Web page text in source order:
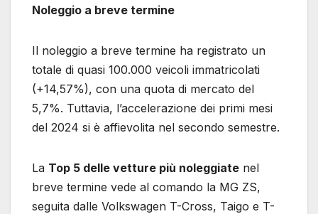
Noleggio a breve termine
Il noleggio a breve termine ha registrato un
totale di quasi 100.000 veicoli immatricolati
(+14,57%), con una quota di mercato del
5,7%. Tuttavia, l’accelerazione dei primi mesi
del 2024 si è affievolita nel secondo semestre.
La Top 5 delle vetture più noleggiate nel
breve termine vede al comando la MG ZS,
seguita dalle Volkswagen T-Cross, Taigo e T-